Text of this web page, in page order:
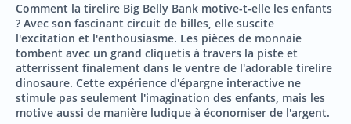
Comment la tirelire Big Belly Bank motive-t-elle les enfants
? Avec son fascinant circuit de billes, elle suscite
l'excitation et l'enthousiasme. Les pièces de monnaie
tombent avec un grand cliquetis à travers la piste et
atterrissent finalement dans le ventre de l'adorable tirelire
dinosaure. Cette expérience d'épargne interactive ne
stimule pas seulement l'imagination des enfants, mais les
motive aussi de manière ludique à économiser de l'argent.